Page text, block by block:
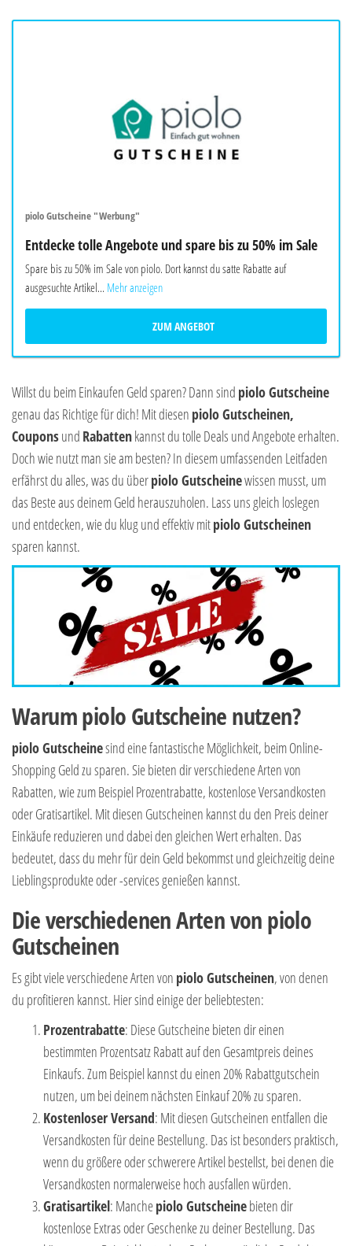
piolo Gutscheine "Werbung"
Entdecke tolle Angebote und spare bis zu 50% im Sale
Spare bis zu 50% im Sale von piolo. Dort kannst du satte Rabatte auf
ausgesuchte Artikel... Mehr anzeigen
ZUM ANGEBOT
Willst du beim Einkaufen Geld sparen? Dann sind piolo Gutscheine
genau das Richtige für dich! Mit diesen piolo Gutscheinen,
Couponsund Rabattenkannst du tolle Deals und Angebote erhalten.
Doch wie nutzt man sie am besten? In diesem umfassenden Leitfaden
erfährst du alles, was du überpiolo Gutscheinewissen musst, um
das Beste aus deinem Geld herauszuholen. Lass uns gleich loslegen
und entdecken, wie du klug und effektiv mitpiolo Gutscheinen
sparen kannst.
Warum piolo Gutscheine nutzen?
piolo Gutscheinesind eine fantastische Möglichkeit, beim Online-
Shopping Geld zu sparen. Sie bieten dir verschiedene Arten von
Rabatten, wie zum Beispiel Prozentrabatte, kostenlose Versandkosten
oder Gratisartikel. Mit diesen Gutscheinen kannst du den Preis deiner
Einkäufe reduzieren und dabei den gleichen Wert erhalten. Das
bedeutet, dass du mehr für dein Geld bekommst und gleichzeitig deine
Lieblingsprodukte oder -services genießen kannst.
Die verschiedenen Arten von piolo
Gutscheinen
Es gibt viele verschiedene Arten von piolo Gutscheinen, von denen
du profitieren kannst. Hier sind einige der beliebtesten:
Prozentrabatte: Diese Gutscheine bieten dir einen
bestimmten Prozentsatz Rabatt auf den Gesamtpreis deines
Einkaufs. Zum Beispiel kannst du einen 20% Rabattgutschein
nutzen, um bei deinem nächsten Einkauf 20% zu sparen.
Kostenloser Versand: Mit diesen Gutscheinen entfallen die
Versandkosten für deine Bestellung. Das ist besonders praktisch,
wenn du größere oder schwerere Artikel bestellst, bei denen die
Versandkosten normalerweise hoch ausfallen würden.
Gratisartikel: Manchepiolo Gutscheinebieten dir
kostenlose Extras oder Geschenke zu deiner Bestellung. Das